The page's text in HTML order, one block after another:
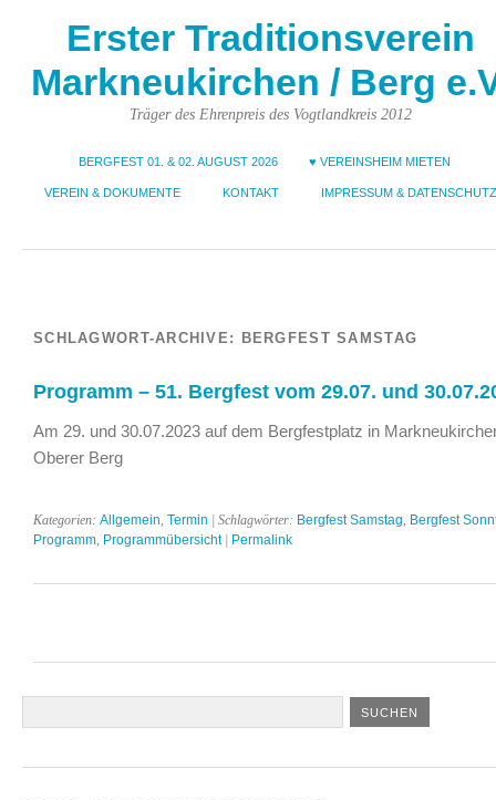
BERGFEST 01. & 02. AUGUST 2026 ♥ VEREINSHEIM MIETEN
VEREIN & DOKUMENTE KONTAKT IMPRESSUM & DATENSCHUTZ
Erster Traditionsverein
Markneukirchen / Berg
Träger des Ehrenpreis des Vogtlandkreis 2012
SCHLAGWORT-ARCHIVE: BERGFEST SAMSTAG
Programm – 51. Bergfest vom 29.07. und
Am 29. und 30.07.2023 auf dem Bergfestplatz in
Oberer Berg
Kategorien: Allgemein, Termin | Schlagwörter: Bergfest Samstag, Bergfest
Programm, Programmübersicht| Permalink